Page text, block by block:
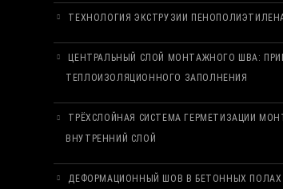
ТЕХНОЛОГИЯ ЭКСТРУЗИИ
ЦЕНТРАЛЬНЫЙ СЛОЙ МОНТАЖНОГО ШВА:
ТЕПЛОИЗОЛЯЦИОННОГО ЗАПОЛНЕНИЯ
ТРЁХСЛОЙНАЯ СИСТЕМА ГЕРМЕТИЗАЦИИ
ВНУТРЕННИЙ СЛОЙ
ДЕФОРМАЦИОННЫЙ ШОВ В БЕТОННЫХ